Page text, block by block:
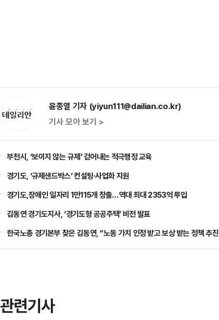
윤종열 기자 (yiyun111@dailian.co.kr)
기사 모아 보기 >
부천시, ‘보이지 않는 규제’ 걷어내는 적극행정 교육
경기도, ‘규제샌드박스’ 컨설팅·사업화 지원
경기도,장애인 일자리 1만115개 창출…역대 최대 2353억 투입
김동연 경기도지사, ‘경기도형 공공주택’ 비전 발표
한국노총 경기본부 찾은 김동연, “노동 가치 인정 받고 보상 받는 정책 추
관련기사